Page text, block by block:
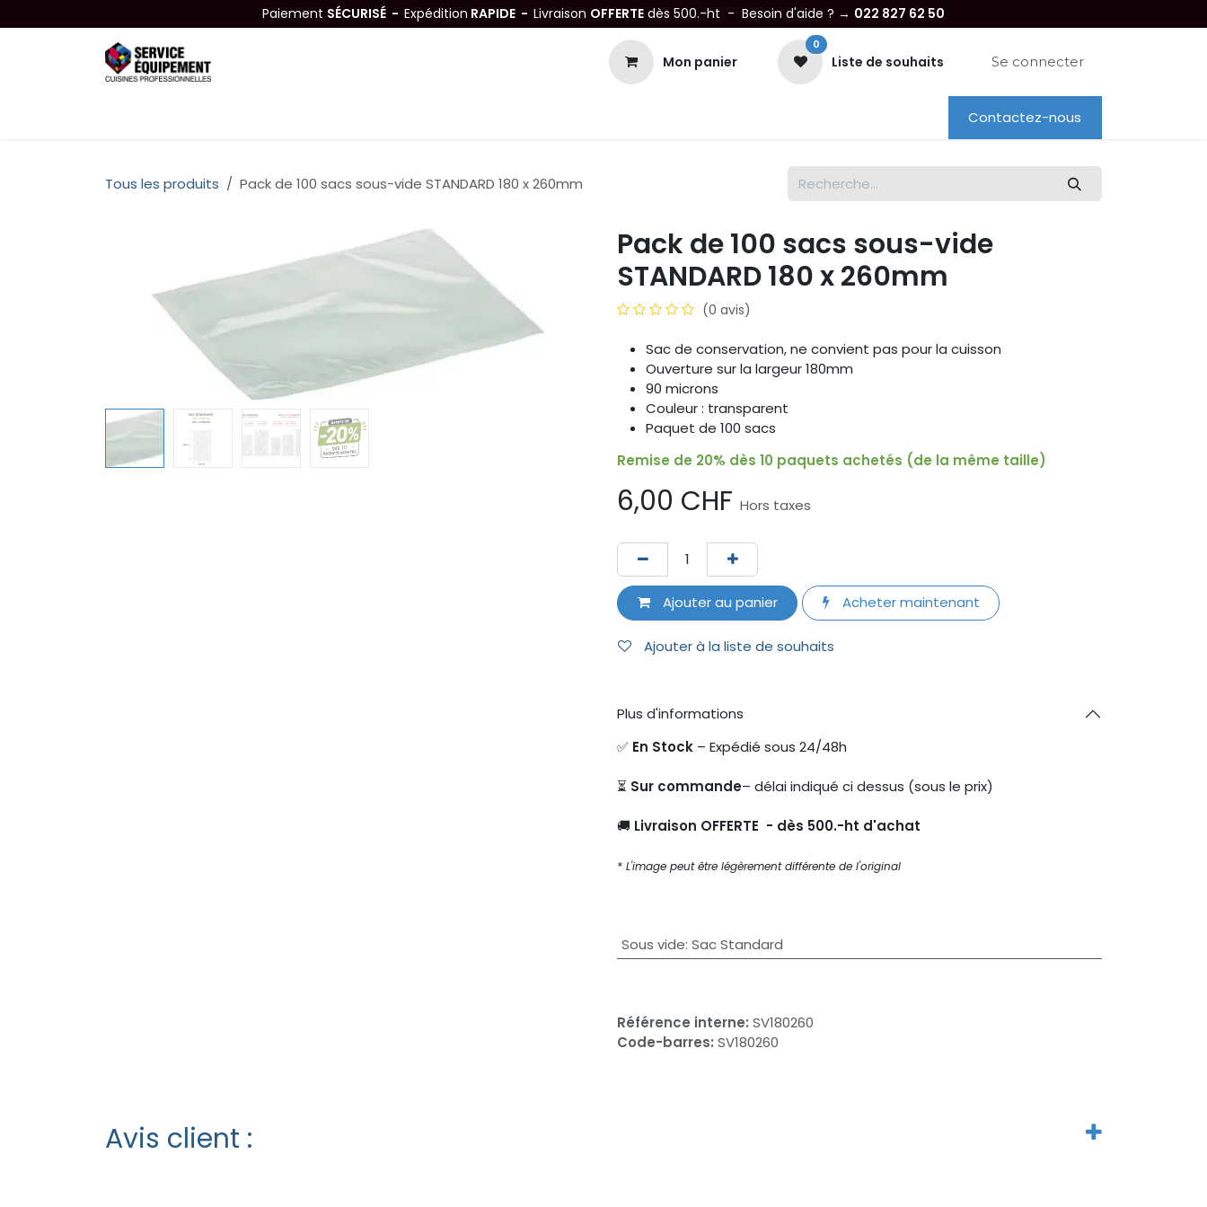
Paiement SÉCURISÉ - Expédition RAPIDE - Livraison OFFERTE dès 500.-ht - Besoin d'aide ? → 022 827 62 50
Mon panier
0
Liste de souhaits Se connecter
Dépannage Location
Contactez-nous
Tous les produits Pack de 100 sacs sous-vide STANDARD 180 x 260mm
Pack de 100 sacs sous-vide
STANDARD 180 x 260mm
(0 avis)
Sac de conservation, ne convient pas pour la cuisson
Ouverture sur la largeur 180mm
90 microns
Couleur : transparent
Paquet de 100 sacs
Remise de 20% dès 10 paquets achetés (de la même taille)
6,00 CHF Hors taxes
Ajouter au panier Acheter maintenant
Ajouter à la liste de souhaits
Plus d'informations
✅ En Stock – Expédié sous 24/48h
⏳ Sur commande– délai indiqué ci dessus (sous le prix)
🚚 Livraison OFFERTE - dès 500.-ht d'achat
* L'image peut être légèrement différente de l'original
Sous vide: Sac Standard
Référence interne: SV180260
Code-barres: SV180260
Avis client :